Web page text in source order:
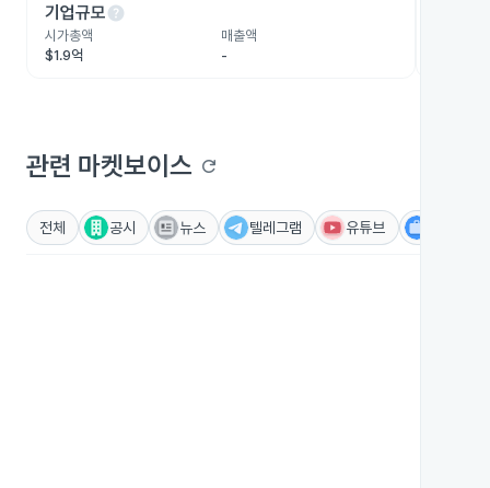
기업규모help
시가총액
$1.9억
매출액
-
관련 마켓보이스 refresh
전체 공시 뉴스 텔레그램 유튜브